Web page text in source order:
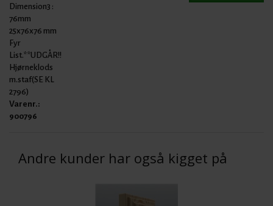
Dimension3 :
76mm
25x76x76 mm
Fyr
List.**UDGÅR!!
Hjørneklods
m.staf(SE KL
2796)
Varenr.:
900796
Andre kunder har også kigget på